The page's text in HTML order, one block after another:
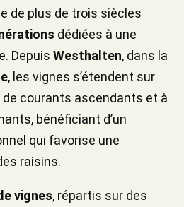
de plus de trois siècles
dédiées à une
Depuis Westhalten, dans la
, les vignes s’étendent sur
courants ascendants et à
bénéficiant d’un
qui favorise une
raisins.
vignes, répartis sur des